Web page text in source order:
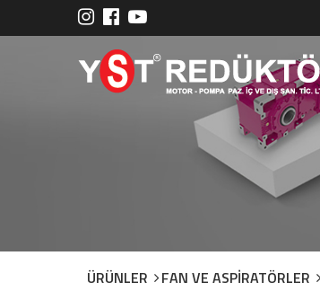
ÜRÜNLER FAN VE ASPİRATÖRLER